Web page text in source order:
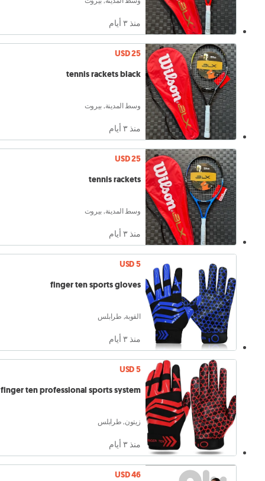
منذ ٣ أيام
USD 25
tennis rackets black
وسط المدينة, بيروت
منذ ٣ أيام
USD 25
tennis rackets
وسط المدينة, بيروت
منذ ٣ أيام
USD 5
finger ten sports gloves
القوبة, طرابلس
منذ ٣ أيام
USD 5
finger ten professional sports system
زيتون, طرابلس
منذ ٣ أيام
USD 46